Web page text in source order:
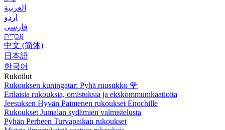
العربية
اردو
فارسی
עִברִית
中文 (简体)
日本語
한국어
Rukoilut
Rukouksen kuningatar: Pyhä ruusukko 🌹
Erilaisia rukouksia, omistuksia ja ekskommunikaatioita
Jeesuksen Hyvän Paimenen rukoukset Enochille
Rukoukset Jumalan sydämien valmistelusta
Pyhän Perheen Turvapaikan rukoukset